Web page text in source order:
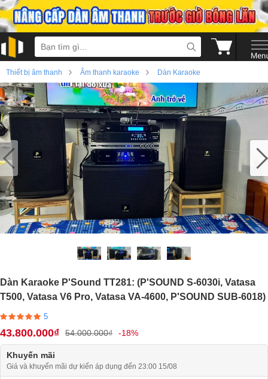
Thiết bị âm thanh › Âm thanh karaoke › Dàn Karaoke
Dàn Karaoke P'Sound TT281: (P'SOUND S-6030i, Vatasa
T500, Vatasa V6 Pro, Vatasa VA-4600, P'SOUND SUB-6018)
5
43.800.000₫ 54.000.000₫ -18%
Khuyến mãi
Giá và khuyến mãi dự kiến áp dụng đến 23:00 15/08